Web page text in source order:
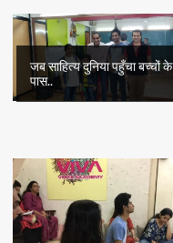
जब साहित्य दुनिया पहुँचा बच्चों के
पास..